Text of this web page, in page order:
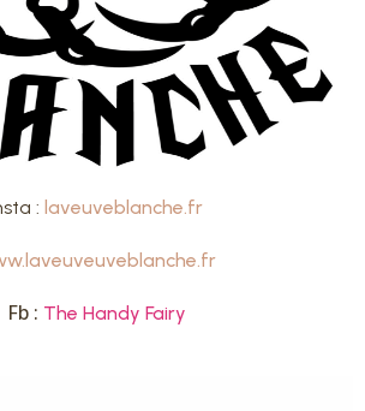
: laveuveblanche.fr
Fb : The Handy Fairy